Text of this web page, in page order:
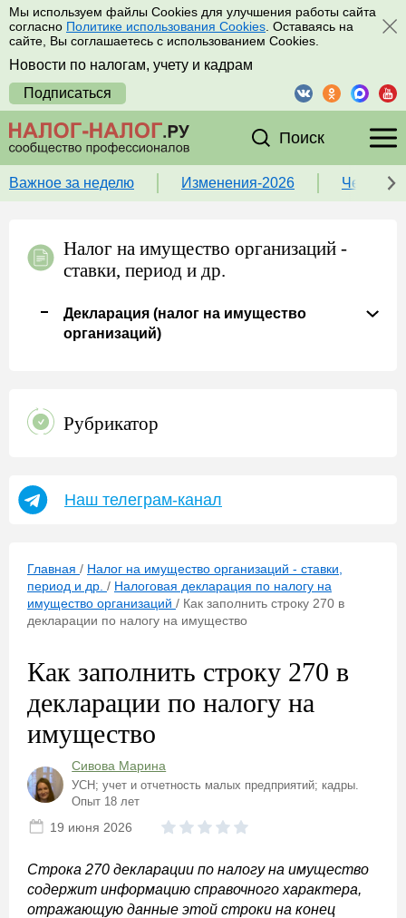
Мы используем файлы Cookies для улучшения работы сайта
согласно Политике использования Cookies . Оставаясь на
сайте, Вы соглашаетесь с использованием Cookies.
Новости по налогам, учету и кадрам
Подписаться
Поиск
Важное за неделю Изменения-2026 Чек-
Налог на имущество организаций -
ставки, период и др.
Декларация (налог на имущество
организаций)
Рубрикатор
Наш телеграм-канал
Главная / Налог на имущество организаций - ставки,
период и др. / Налоговая декларация по налогу на
имущество организаций / Как заполнить строку 270 в
декларации по налогу на имущество
Как заполнить строку 270 в
декларации по налогу на
имущество
Сивова Марина
УСН; учет и отчетность малых предприятий; кадры.
Опыт 18 лет
19 июня 2026
Строка 270 декларации по налогу на имущество
содержит информацию справочного характера,
отражающую данные этой строки на конец